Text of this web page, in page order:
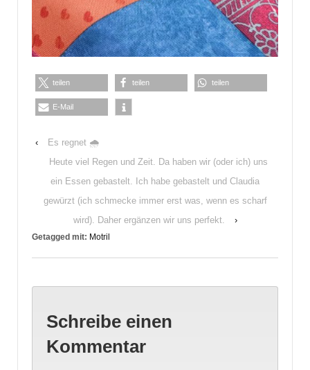
teilen teilen teilen
E-Mail
‹
Es regnet 🌧
Heute viel Regen und Zeit. Da haben wir (oder ich) uns
ein Essen gebastelt. Ich habe gebastelt und Claudia
gewürzt (ich schmecke immer erst was, wenn es scharf
wird). Daher ergänzen wir uns perfekt.
›
Getagged mit: Motril
Schreibe einen
Kommentar